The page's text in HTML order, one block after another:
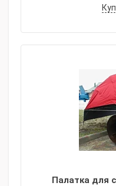
Палатка для